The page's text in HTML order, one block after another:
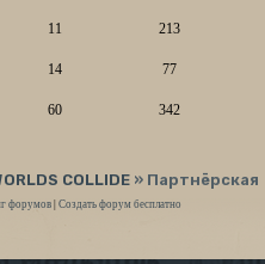
11 213
14 77
60 342
COLLIDE » Партнёрская
форумов| Создать форум бесплатно